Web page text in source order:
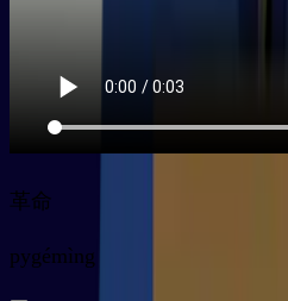
革命
pygémìng